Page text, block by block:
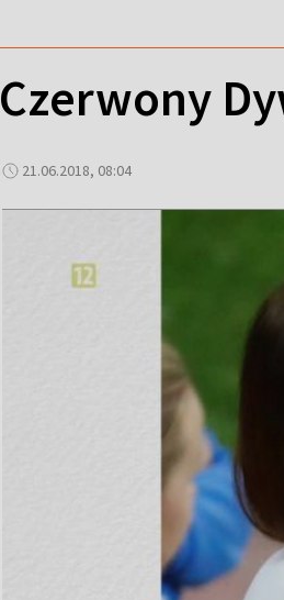
Czerwony
21.06.2018, 08:04